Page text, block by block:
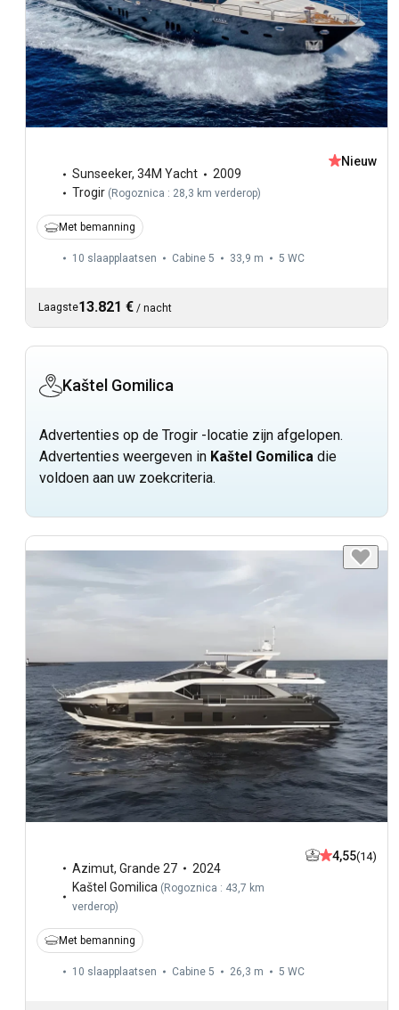
Sunseeker, 34M Yacht
2009
Trogir ( Rogoznica : 28,3 km verderop)
Nieuw
Met bemanning
10 slaapplaatsen Cabine 5 33,9 m 5 WC
Laagste13.821 € / nacht
Kaštel Gomilica
Advertenties op de Trogir -locatie zijn afgelopen.
Advertenties weergeven in Kaštel Gomilica die
voldoen aan uw zoekcriteria.
Azimut, Grande 27
2024
Kaštel Gomilica (Rogoznica : 43,7 km
verderop)
4,55(14)
Met bemanning
10 slaapplaatsen Cabine 5 26,3 m 5 WC